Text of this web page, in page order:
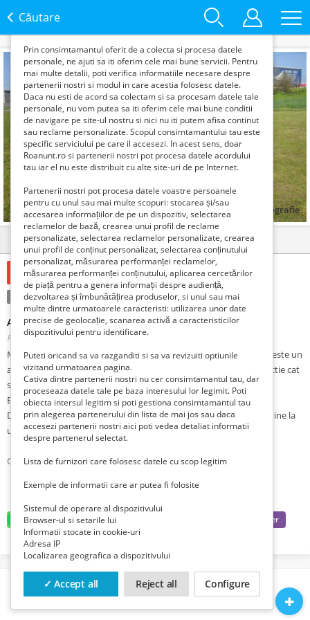
Căutare
fotografie
Detalii Contact
2499 Lei
Condiție:Nou Tranzacţie:Vinde
ATV NITRO AKP HUMMER 006-RS10 200CC#AUTOMAT
Romania, Dambovita, Bucsani, Ardeoani,
Modelul “ATV NITRO AKP HUMMER 006-RS10 200CC#AUTOMAT” este un
atv cu o capacitate cilindrica de 200 cc, potrivit atat pentru distractie cat
si pentru munca.
Este ideal pentru munca in livada.
Datorita design-ului robust si accesoriilor ca il insotesc produsul vine la
un pret foarte avantajos.
Caracteristici tehnice:
DETALII TEHNICE PRODUS
Motor Honda 4 timpi: capacitate cilindrica 200 cc
Model cadru robust solid amortizoare fata/spate
Amortizor pe gaz – reglabil
Filtru de aer - Sport
Sistem amortizare: bucsi
Sistem alimentare: carburator made in Japan
Doua chei de contact
date sunt folosite pentru analizarea traffic-ului pe site-ul
Prin consimtamantul oferit de a colecta si procesa datele
personale, ne ajuti sa iti oferim cele mai bune servicii. Pentru
mai multe detalii, poti verifica informatiile necesare despre
partenerii nostri si modul in care acestia folosesc datele.
Daca nu esti de acord sa colectam si sa procesam datele tale
personale, nu vom putea sa iti oferim cele mai bune conditii
de navigare pe site-ul nostru si nici nu iti putem afisa continut
sau reclame personalizate. Scopul consimtamantului tau este
specific serviciului pe care il accesezi. In acest sens, doar
Roanunt.ro si partenerii nostri pot procesa datele acordului
tau iar el nu este distribuit cu alte site-uri de pe Internet.
Partenerii nostri pot procesa datele voastre persoanele
pentru cu unul sau mai multe scopuri: stocarea și/sau
accesarea informațiilor de pe un dispozitiv, selectarea
reclamelor de bază, crearea unui profil de reclame
personalizate, selectarea reclamelor personalizate, crearea
unui profil de conținut personalizat, selectarea conținutului
personalizat, măsurarea performanței reclamelor,
măsurarea performanței conținutului, aplicarea cercetărilor
de piață pentru a genera informații despre audiență,
dezvoltarea și îmbunătățirea produselor, si unul sau mai
multe dintre urmatoarele caracteristi: utilizarea unor date
precise de geolocație, scanarea activă a caracteristicilor
dispozitivului pentru identificare.
Puteti oricand sa va razganditi si sa va revizuiti optiunile
vizitand urmatoarea pagina.
Cativa dintre partenerii nostri nu cer consimtamantul tau, dar
proceseaza datele tale pe baza interesului lor legimit. Poti
obiecta intersul legitim si poti gestiona consimtamantul tau
prin alegerea partenerului din lista de mai jos sau daca
accesezi partenerii nostri aici poti vedea detaliat informatii
despre partenerul selectat.
Lista de furnizori care folosesc datele cu scop legitim
Exemple de informatii care ar putea fi folosite
Sistemul de operare al dispozitivului
Browser-ul si setarile lui
Informatii stocate in cookie-uri
Adresa IP
Localizarea geografica a dispozitivului
✓ Accept all Reject all Configure